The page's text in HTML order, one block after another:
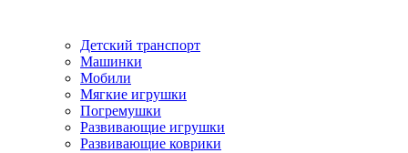
Детский транспорт
Машинки
Мобили
Мягкие игрушки
Погремушки
Развивающие игрушки
Развивающие коврики